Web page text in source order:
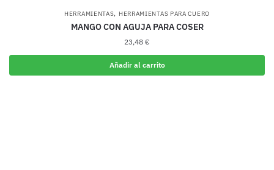
HERRAMIENTAS, HERRAMIENTAS PARA CUERO
MANGO CON AGUJA PARA COSER
23,48 €
Añadir al carrito